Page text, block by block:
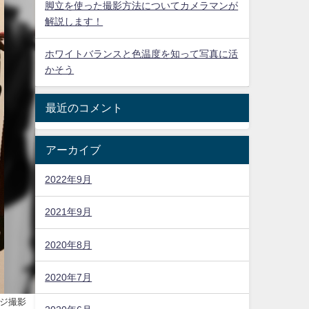
撮影
脚立を使った撮影方法についてカメラマンが
解説します！
ホワイトバランスと色温度を知って写真に活
かそう
最近のコメント
アーカイブ
2022年9月
2021年9月
2020年8月
2020年7月